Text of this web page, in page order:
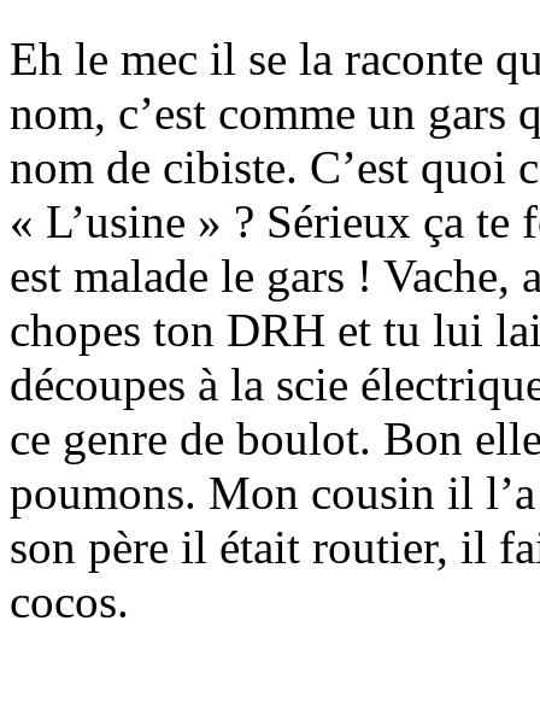
Eh le mec il se la raconte
nom, c’est comme un
nom de cibiste. C’est quoi
« L’usine » ? Sérieux ça
est malade le gars !
chopes ton DRH et tu lui
découpes à la scie
ce genre de boulot. Bon
poumons. Mon cousin il
son père il était routier, il
cocos.